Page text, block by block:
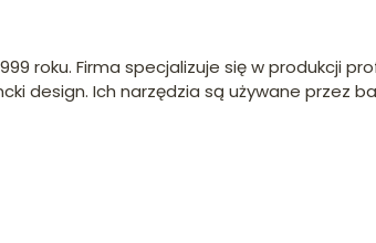
roku. Firma specjalizuje się w produkcji
design. Ich narzędzia są używane przez